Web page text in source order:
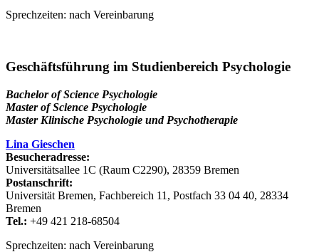
Sprechzeiten: nach Vereinbarung
Geschäftsführung im Studienbereich Psychologie
Bachelor of Science Psychologie
Master of Science Psychologie
Master Klinische Psychologie und Psychotherapie
Lina Gieschen
Besucheradresse:
Universitätsallee 1C (Raum C2290), 28359 Bremen
Postanschrift:
Universität Bremen, Fachbereich 11, Postfach 33 04 40, 28334
Bremen
Tel.: +49 421 218-68504
Sprechzeiten: nach Vereinbarung